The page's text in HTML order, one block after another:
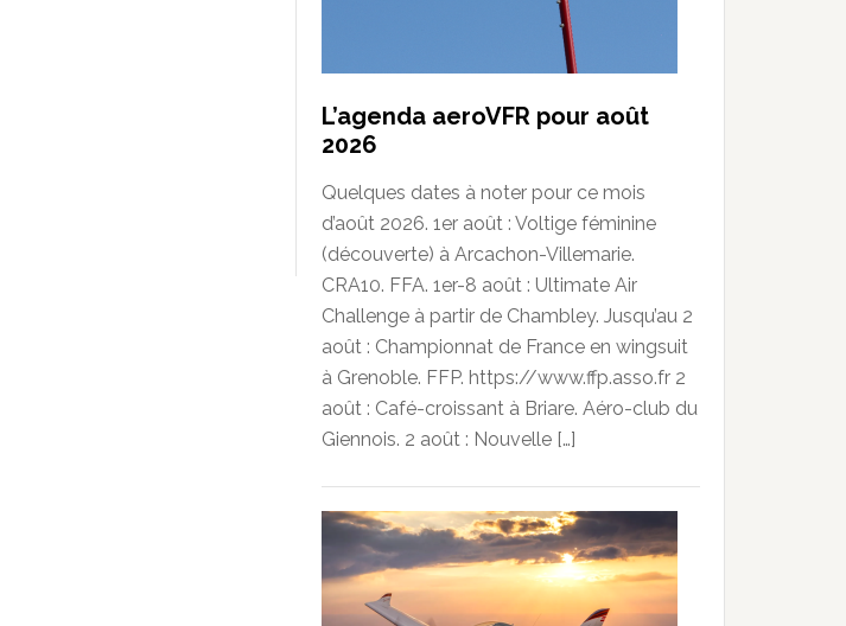
L’agenda aeroVFR pour août
2026
Quelques dates à noter pour ce mois
d’août 2026. 1er août : Voltige féminine
(découverte) à Arcachon-Villemarie.
CRA10. FFA. 1er-8 août : Ultimate Air
Challenge à partir de Chambley. Jusqu’au 2
août : Championnat de France en wingsuit
à Grenoble. FFP. https://www.ffp.asso.fr 2
août : Café-croissant à Briare. Aéro-club du
Giennois. 2 août : Nouvelle […]